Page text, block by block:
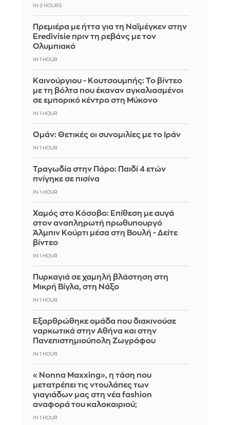
IN 2 HOURS
Πρεμιέρα με ήττα για τη Ναϊμέγκεν στην
Eredivisie πριν τη ρεβάνς με τον
Ολυμπιακό
IN 1 HOUR
Καινούργιου - Κουτσουμπής: Το βίντεο
με τη βόλτα που έκαναν αγκαλιασμένοι
σε εμπορικό κέντρο στη Μύκονο
IN 1 HOUR
Ομάν: Θετικές οι συνομιλίες με το Ιράν
IN 1 HOUR
Τραγωδία στην Πάρο: Παιδί 4 ετών
πνίγηκε σε πισίνα
IN 1 HOUR
Χαμός στο Κόσοβο: Επίθεση με αυγά
στον αναπληρωτή πρωθυπουργό
Άλμπιν Κούρτι μέσα στη Βουλή - Δείτε
βίντεο
IN 1 HOUR
Πυρκαγιά σε χαμηλή βλάστηση στη
Μικρή Βίγλα, στη Νάξο
IN 1 HOUR
Εξαρθρώθηκε ομάδα που διακινούσε
ναρκωτικά στην Αθήνα και στην
Πανεπιστημιούπολη Ζωγράφου
IN 1 HOUR
«Nonna Maxxing», η τάση που
μετατρέπει τις ντουλάπες των
γιαγιάδων μας στη νέα fashion
αναφορά του καλοκαιριού;
IN 1 HOUR